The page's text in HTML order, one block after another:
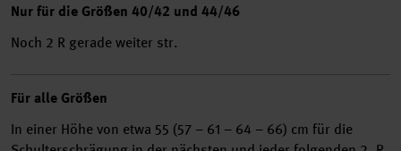
Nur für die Größen 40/42 und 44/46
Noch 2 R gerade weiter str.
Für alle Größen
In einer Höhe von etwa 55 (57 – 61 – 64 – 66) cm für die